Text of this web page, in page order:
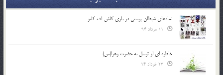
نمادهای شیطان پرستی در بازی کلش آف کلنز
خاطره ای از توسل به حضرت زهرا(س)